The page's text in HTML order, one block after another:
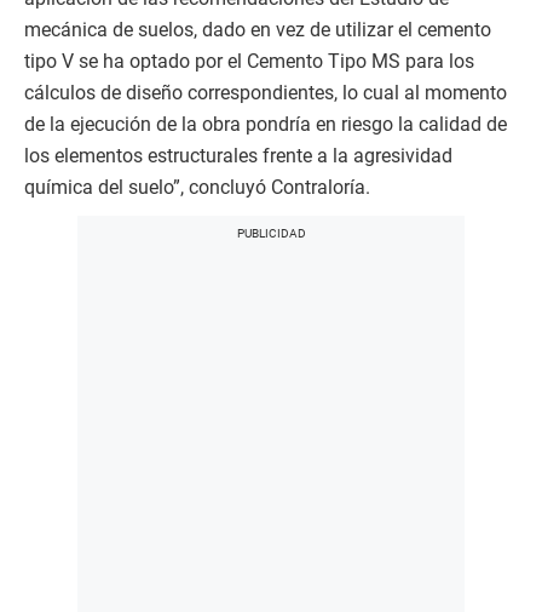
mecánica de suelos, dado en vez de utilizar el cemento
tipo V se ha optado por el Cemento Tipo MS para los
cálculos de diseño correspondientes, lo cual al momento
de la ejecución de la obra pondría en riesgo la calidad de
los elementos estructurales frente a la agresividad
química del suelo”, concluyó Contraloría.